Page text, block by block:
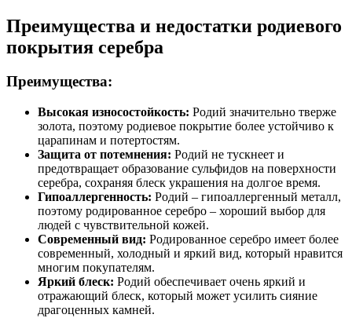
Преимущества и недостатки родиевого
покрытия серебра
Преимущества:
Высокая износостойкость: Родий значительно тверже
золота, поэтому родиевое покрытие более устойчиво к
царапинам и потертостям.
Защита от потемнения: Родий не тускнеет и
предотвращает образование сульфидов на поверхности
серебра, сохраняя блеск украшения на долгое время.
Гипоаллергенность: Родий – гипоаллергенный металл,
поэтому родированное серебро – хороший выбор для
людей с чувствительной кожей.
Современный вид: Родированное серебро имеет более
современный, холодный и яркий вид, который нравится
многим покупателям.
Яркий блеск: Родий обеспечивает очень яркий и
отражающий блеск, который может усилить сияние
драгоценных камней.